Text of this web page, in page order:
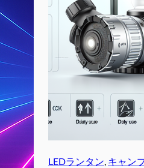
LEDランタン, キャン